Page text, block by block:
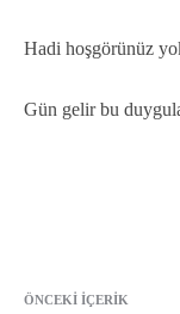
Hadi hoşgörünüz
Gün gelir bu
ÖNCEKI İÇERIK